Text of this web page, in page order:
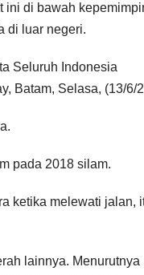
ini di bawah
di luar negeri.
Seluruh Indonesia
Batam, Selasa, (13/6/
pada 2018 silam.
ketika melewati jalan,
lainnya. Menurutnya